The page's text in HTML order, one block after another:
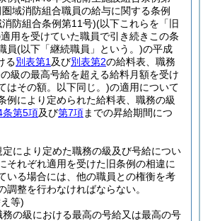
域消防組合職員の給与に関する条例
防組合条例第11号)(以下これらを「旧
用を受けていた職員で引き続きこの条
員(以下「継続職員」という。)の平成
る別表第1 及び別表第2の給料表、職務
級の最高号給を超える給料月額を受け
はその額。以下同じ。)の適用について
例により定められた給料表、職務の級
条第5項及び第7項までの昇給期間につ
定により定めた職務の級及び号給につい
それぞれ適用を受けた旧条例の相違に
いる場合には、他の職員との権衡を考
調整を行わなければならない。
等)
務の級における最高の号給又は最高の号